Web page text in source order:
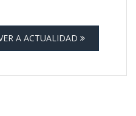
A ACTUALIDAD